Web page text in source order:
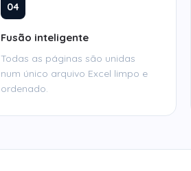
04
Fusão inteligente
Todas as páginas são unidas
num único arquivo Excel limpo e
ordenado.